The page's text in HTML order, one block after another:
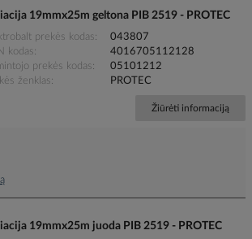
19mmx25m geltona PIB 2519 - PROTEC
prekės kodas
043807
kodas
4016705112128
prekės kodas
05101212
ženklas
PROTEC
Žiūrėti informaciją
19mmx25m juoda PIB 2519 - PROTEC